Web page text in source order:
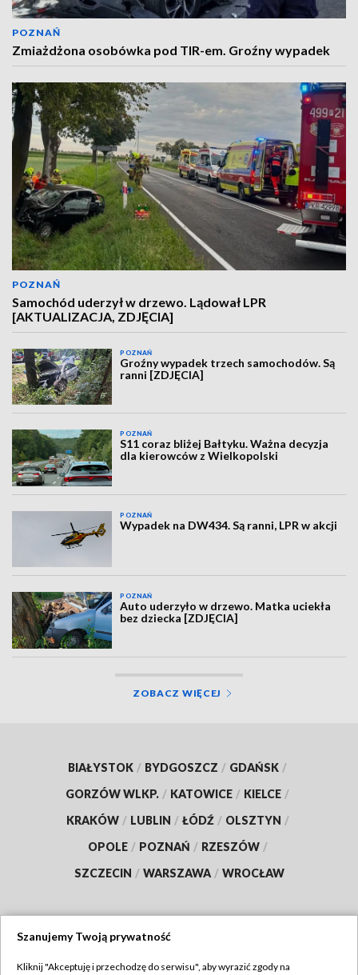
POZNAŃ
Zmiażdżona osobówka pod TIR-em. Groźny wypadek
POZNAŃ
Samochód uderzył w drzewo. Lądował LPR
[AKTUALIZACJA, ZDJĘCIA]
POZNAŃ
Groźny wypadek trzech samochodów. Są
ranni [ZDJĘCIA]
POZNAŃ
S11 coraz bliżej Bałtyku. Ważna decyzja
dla kierowców z Wielkopolski
POZNAŃ
Wypadek na DW434. Są ranni, LPR w akcji
POZNAŃ
Auto uderzyło w drzewo. Matka uciekła
bez dziecka [ZDJĘCIA]
ZOBACZ WIĘCEJ
BIAŁYSTOK / BYDGOSZCZ / GDAŃSK /
GORZÓW WLKP. / KATOWICE / KIELCE /
KRAKÓW / LUBLIN / ŁÓDŹ / OLSZTYN /
OPOLE / POZNAŃ / RZESZÓW /
SZCZECIN / WARSZAWA / WROCŁAW
Szanujemy Twoją prywatność
Kliknij "Akceptuję i przechodzę do serwisu", aby wyrazić zgody na